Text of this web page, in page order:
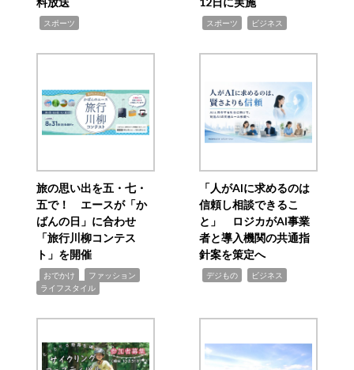
スポーツ スポーツ ビジネス
旅の思い出を五・七・
五で！ エースが「か
ばんの日」に合わせ
「旅行川柳コンテス
ト」を開催
おでかけ ファッション
ライフスタイル
「人がAIに求めるのは
信頼し相談できるこ
と」 ロジカがAI事業
者と導入機関の共通指
針案を策定へ
デジもの ビジネス